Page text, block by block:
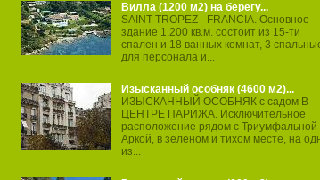
Вилла (1200 м2) на берегу...
SAINT TROPEZ ‐ FRANCIA. Основное
здание 1.200 кв.м. состоит из 15‐ти
спален и 18 ванных комнат, 3
для персонала и...
Изысканный особняк (4600 м2)...
ИЗЫСКАННЫЙ ОСОБНЯК с садом В
ЦЕНТРЕ ПАРИЖА. Исключительное
расположение рядом с Триумфальной
Аркой, в зеленом и тихом месте, на
из...